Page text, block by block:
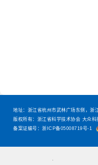
地址：浙江省杭州市武林广场东侧，浙
版权所有：浙江省科学技术协会 大众科
备案证编号：浙ICP备05008719号-1